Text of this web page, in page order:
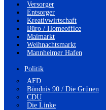
Versorger
Entsorger
Kreativwirtschaft
Büro / Homeoffice
Maimarkt
Weihnachtsmarkt
Mannheimer Hafen
Politik
AFD
Bündnis 90 / Die Grünen
CDU
Die Linke